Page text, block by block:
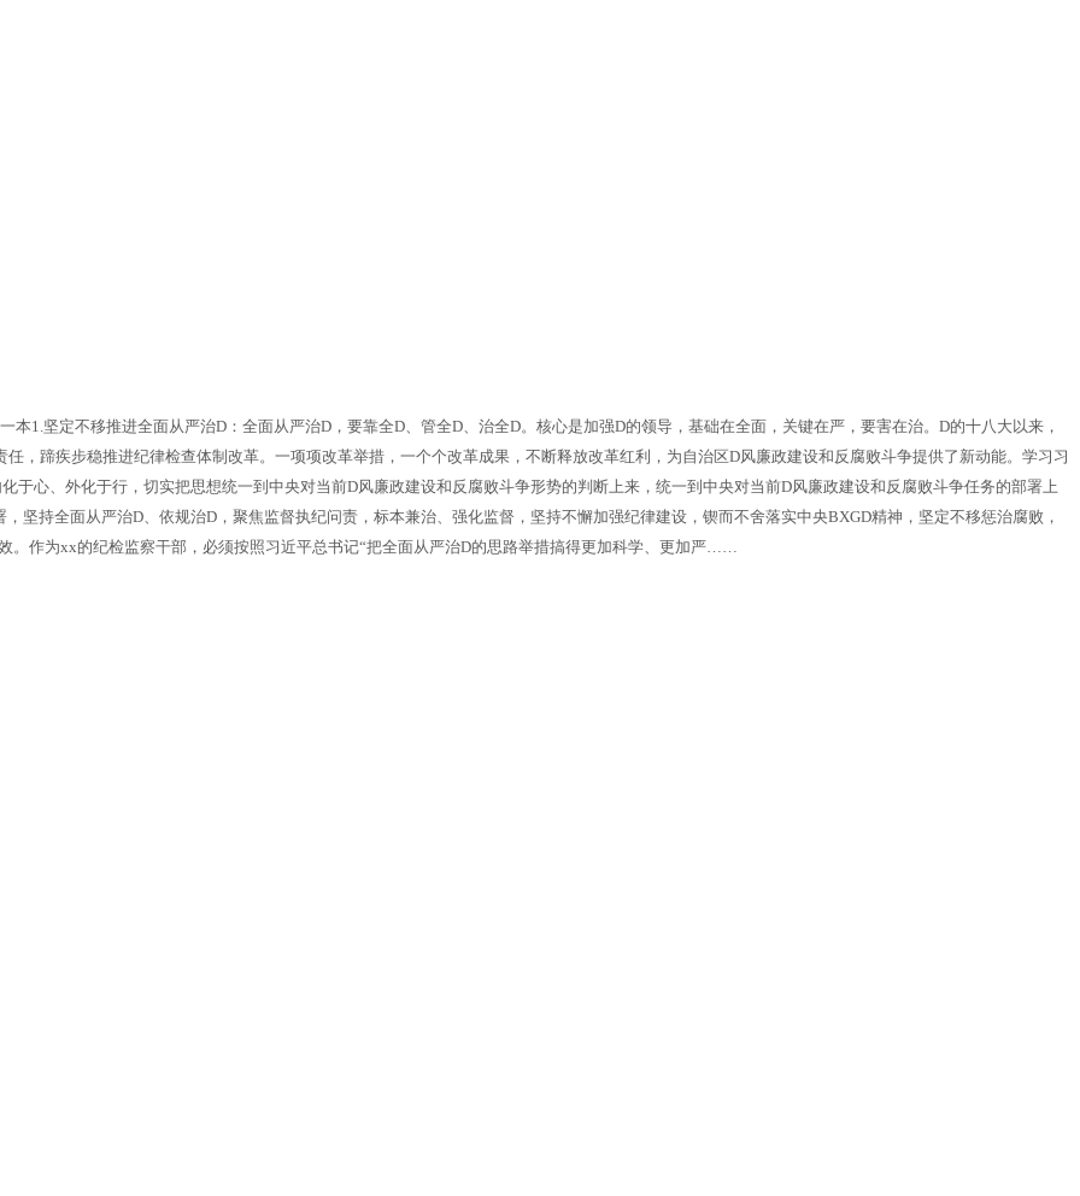
1.坚定不移推进全面从严治D：全面从严治D，要靠全D、管全D、治全D。核心是加强D的领导，基础在全面，关键在严，要害在治。D的十八大以来，
，蹄疾步稳推进纪律检查体制改革。一项项改革举措，一个个改革成果，不断释放改革红利，为自治区D风廉政建设和反腐败斗争提供了新动能。学习习
于心、外化于行，切实把思想统一到中央对当前D风廉政建设和反腐败斗争形势的判断上来，统一到中央对当前D风廉政建设和反腐败斗争任务的部署上
坚持全面从严治D、依规治D，聚焦监督执纪问责，标本兼治、强化监督，坚持不懈加强纪律建设，锲而不舍落实中央BXGD精神，坚定不移惩治腐败，
。作为xx的纪检监察干部，必须按照习近平总书记“把全面从严治D的思路举措搞得更加科学、更加严……